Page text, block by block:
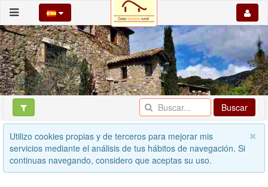
Buscar
Utilizo cookies propias y de terceros para mejorar mis
servicios mediante el análisis de tus hábitos de navegación. Si
continuas navegando, considero que aceptas su uso.